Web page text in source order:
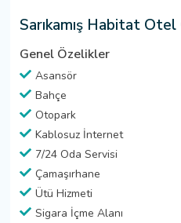
Sarıkamış Habitat
Genel Özelikler
Asansör
Bahçe
Otopark
Kablosuz İnternet
7/24 Oda Servisi
Çamaşırhane
Ütü Hizmeti
Sigara İçme Alanı